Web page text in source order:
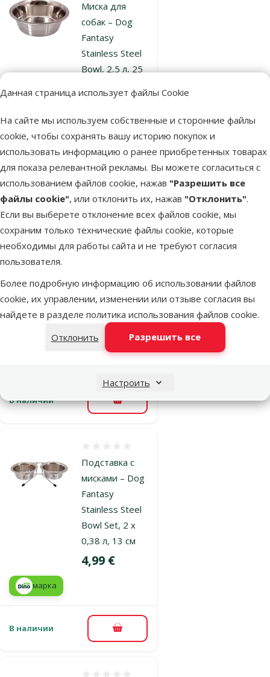
Данная страница использует файлы Cookie
На сайте мы используем собственные и сторонние файлы
cookie, чтобы сохранять вашу историю покупок и
использовать информацию о ранее приобретенных товарах
для показа релевантной рекламы. Вы можете согласиться с
использованием файлов cookie, нажав "Разрешить все
файлы cookie", или отклонить их, нажав "Отклонить".
Если вы выберете отклонение всех файлов cookie, мы
сохраним только технические файлы cookie, которые
необходимы для работы сайта и не требуют согласия
пользователя.
Более подробную информацию об использовании файлов
cookie, их управлении, изменении или отзыве согласия вы
найдете в разделе политика использования файлов cookie.
Отклонить
Разрешить все
Настроить
Миска для
собак – Dog
Fantasy
Stainless Steel
Bowl, 2,5 л, 25
Цена
3,99 €
В наличии
Миска для
собак – Dog
Stainless Steel
Bowl, 4 л, 27,4
см
Оценка 0%
Цена
4,99 €
В наличии В корзину
Подставка с
мисками – Dog
Fantasy
Stainless Steel
Bowl Set, 2 x
0,38 л, 13 см
Цена
4,99 €
марка
В наличии В корзину